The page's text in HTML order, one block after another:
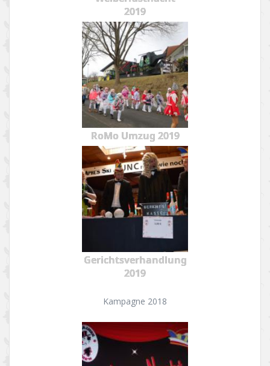
2019
RoMo Umzug 2019
Gerichtsverhandlung
2019
Kampagne 2018